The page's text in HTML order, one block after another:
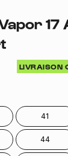
17
LIVRAISON
41
44